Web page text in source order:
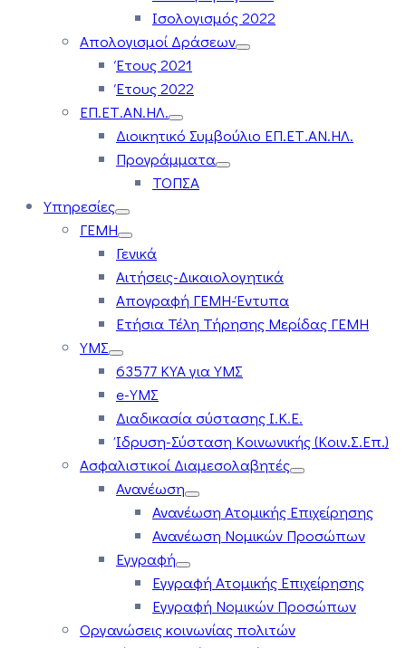
Ισολογισμός 2022
Απολογισμοί Δράσεων
Έτους 2021
Έτους 2022
ΕΠ.ΕΤ.ΑΝ.ΗΛ.
Διοικητικό Συμβούλιο ΕΠ.ΕΤ.ΑΝ.ΗΛ.
Προγράμματα
ΤΟΠΣΑ
Υπηρεσίες
ΓΕΜΗ
Γενικά
Αιτήσεις-Δικαιολογητικά
Απογραφή ΓΕΜΗ-Έντυπα
Ετήσια Τέλη Τήρησης Μερίδας ΓΕΜΗ
ΥΜΣ
63577 ΚΥΑ για ΥΜΣ
e-ΥΜΣ
Διαδικασία σύστασης Ι.Κ.Ε.
Ίδρυση-Σύσταση Κοινωνικής (Κοιν.Σ.Επ.)
Ασφαλιστικοί Διαμεσολαβητές
Ανανέωση
Ανανέωση Ατομικής Επιχείρησης
Ανανέωση Νομικών Προσώπων
Εγγραφή
Εγγραφή Ατομικής Επιχείρησης
Εγγραφή Νομικών Προσώπων
Οργανώσεις κοινωνίας πολιτών